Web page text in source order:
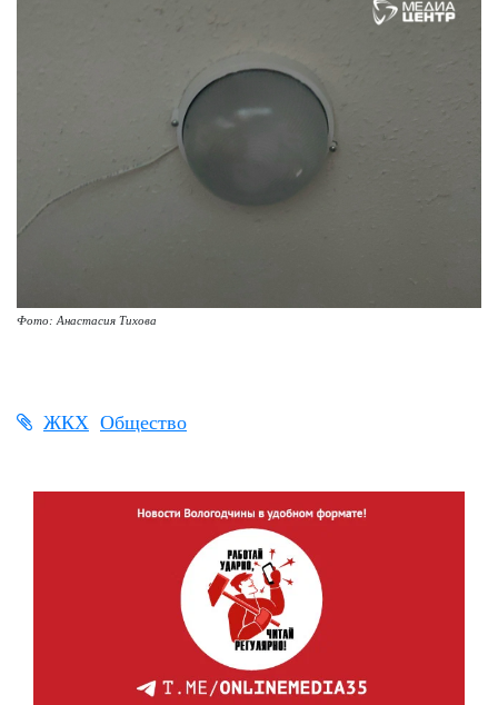
Фото: Анастасия Тихова
ЖКХ Общество